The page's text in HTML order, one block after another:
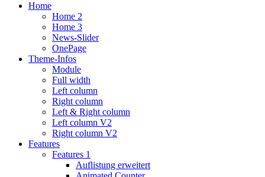
Home
Home 2
Home 3
News-Slider
OnePage
Theme-Infos
Module
Full width
Left column
Right column
Left & Right column
Left column V2
Right column V2
Features
Features 1
Auflistung erweitert